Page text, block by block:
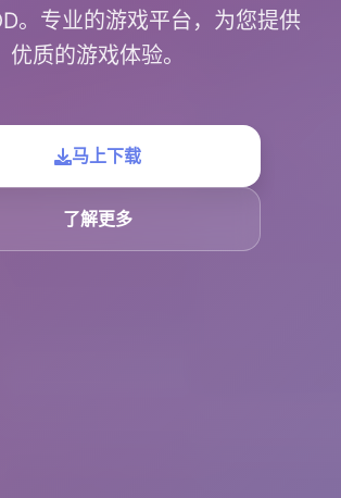
。专业的游戏平台，为您提供
优质的游戏体验。
马上下载
了解更多